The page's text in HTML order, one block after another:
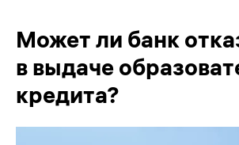
Может ли банк
в выдаче
кредита?